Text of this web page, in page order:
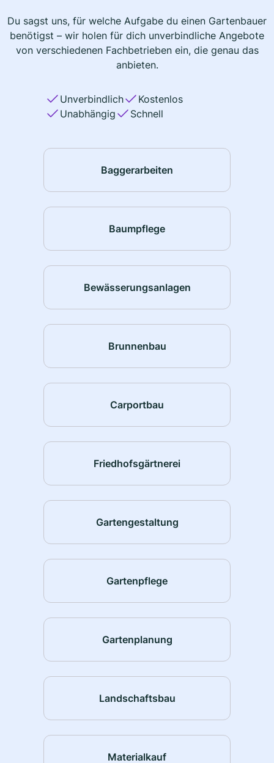
Du sagst uns, für welche Aufgabe du einen Gartenbauer
benötigst – wir holen für dich unverbindliche Angebote
von verschiedenen Fachbetrieben ein, die genau das
anbieten.
Unverbindlich
Kostenlos
Unabhängig
Schnell
Baggerarbeiten
Baumpflege
Bewässerungsanlagen
Brunnenbau
Carportbau
Friedhofsgärtnerei
Gartengestaltung
Gartenpflege
Gartenplanung
Landschaftsbau
Materialkauf